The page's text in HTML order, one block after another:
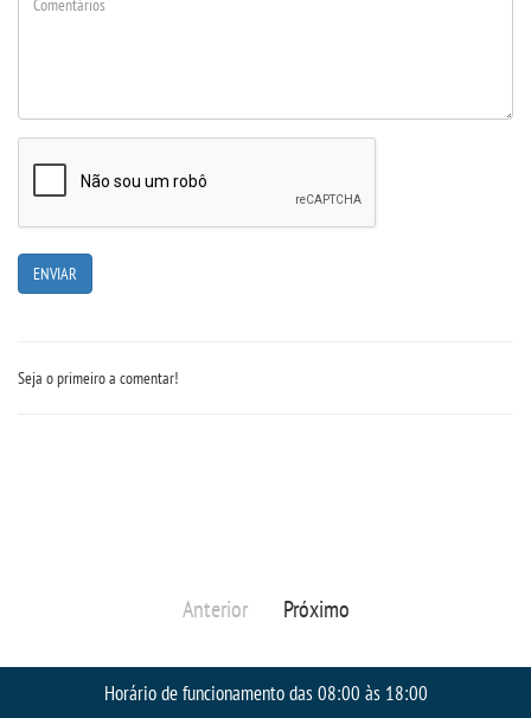
TRABALHE CONOSCO
OUVIDORIA
Seja o primeiro a comentar!
Anterior Próximo
Horário de funcionamento das 08:00 às 18:00